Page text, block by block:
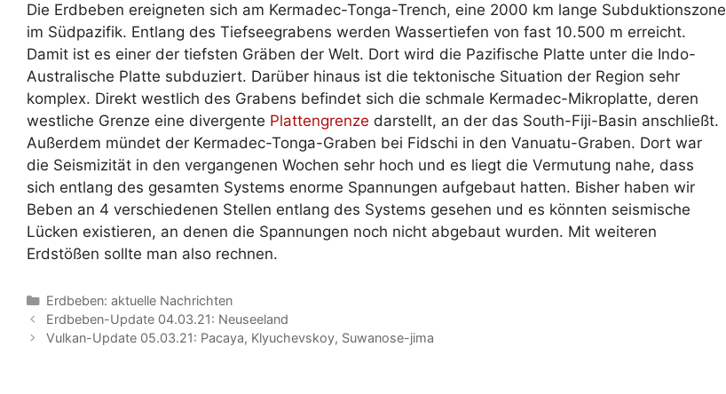
Die Erdbeben ereigneten sich am Kermadec-Tonga-Trench, eine 2000 km lange Subduktionszone
im Südpazifik. Entlang des Tiefseegrabens werden Wassertiefen von fast 10.500 m erreicht.
Damit ist es einer der tiefsten Gräben der Welt. Dort wird die Pazifische Platte unter die Indo-
Australische Platte subduziert. Darüber hinaus ist die tektonische Situation der Region sehr
komplex. Direkt westlich des Grabens befindet sich die schmale Kermadec-Mikroplatte, deren
westliche Grenze eine divergente Plattengrenze darstellt, an der das South-Fiji-Basin anschließt.
Außerdem mündet der Kermadec-Tonga-Graben bei Fidschi in den Vanuatu-Graben. Dort war
die Seismizität in den vergangenen Wochen sehr hoch und es liegt die Vermutung nahe, dass
sich entlang des gesamten Systems enorme Spannungen aufgebaut hatten. Bisher haben wir
Beben an 4 verschiedenen Stellen entlang des Systems gesehen und es könnten seismische
Lücken existieren, an denen die Spannungen noch nicht abgebaut wurden. Mit weiteren
Erdstößen sollte man also rechnen.
Kategorien
Erdbeben: aktuelle Nachrichten
Erdbeben-Update 04.03.21: Neuseeland
Vulkan-Update 05.03.21: Pacaya, Klyuchevskoy, Suwanose-jima